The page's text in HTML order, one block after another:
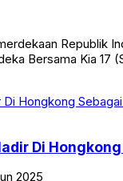
Republik
Bersama Kia 17
Di
2025